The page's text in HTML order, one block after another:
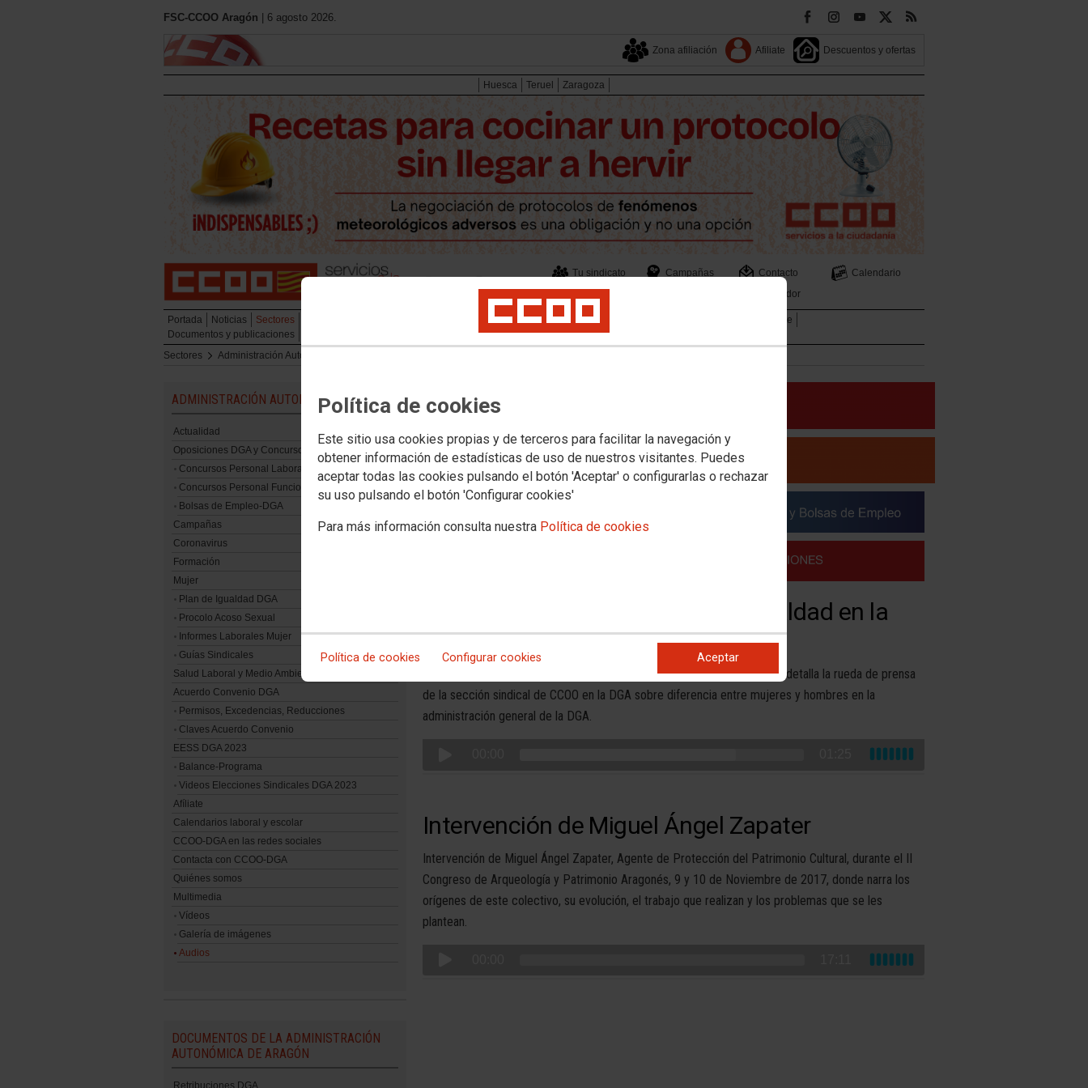
Política de cookies
Este sitio usa cookies propias y de terceros para facilitar la navegación y
obtener información de estadísticas de uso de nuestros visitantes. Puedes
aceptar todas las cookies pulsando el botón 'Aceptar' o configurarlas o rechazar
su uso pulsando el botón 'Configurar cookies'
Para más información consulta nuestra Política de cookies
Política de cookies Configurar cookies Aceptar
FSC-CCOO Aragón | 6 agosto 2026.
Zona afiliación Afiliate Descuentos y ofertas
Huesca Teruel Zaragoza
Tu sindicato Campañas Contacto
Calendario
Buscador
Portada Noticias Sectores Formación Juventud Mujeres e Igualdad
Salud Laboral y Medio Ambiente
Documentos y publicaciones
Sectores
Administración Autonómica
ADMINISTRACIÓN AUTONÓMICA
Actualidad
Oposiciones DGA y Concursos
Concursos Personal Laboral
Concursos Personal Funcionario
Bolsas de Empleo-DGA
Campañas
Coronavirus
Formación
Mujer
Plan de Igualdad DGA
Procolo Acoso Sexual
Informes Laborales Mujer
Guías Sindicales
Salud Laboral y Medio Ambiente
Acuerdo Convenio DGA
Permisos, Excedencias, Reducciones
Claves Acuerdo Convenio
EESS DGA 2023
Balance-Programa
Videos Elecciones Sindicales DGA 2023
Afíliate
Calendarios laboral y escolar
CCOO-DGA en las redes sociales
Contacta con CCOO-DGA
Quiénes somos
Multimedia
Vídeos
Galería de imágenes
Audios
DOCUMENTOS DE LA ADMINISTRACIÓN
AUTONÓMICA DE ARAGÓN
Retribuciones DGA
RNE Informativos Aragón - Desigualdad en la
DGA
Corte del informativo de Radio Nacional de España en Aragón donde se detalla la rueda de prensa
de la sección sindical de CCOO en la DGA sobre diferencia entre mujeres y hombres en la
administración general de la DGA.
Intervención de Miguel Ángel Zapater
Intervención de Miguel Ángel Zapater, Agente de Protección del Patrimonio Cultural, durante el II
Congreso de Arqueología y Patrimonio Aragonés, 9 y 10 de Noviembre de 2017, donde narra los
orígenes de este colectivo, su evolución, el trabajo que realizan y los problemas que se les
plantean.